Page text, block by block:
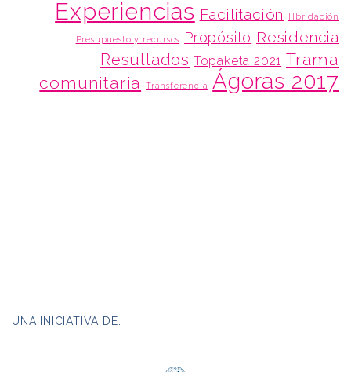
Experiencias Facilitación Hbridación
Presupuesto y recursos Propósito Residencia
Resultados Topaketa 2021 Trama
comunitaria
Transferencia Ágoras 2017
UNA INICIATIVA DE: